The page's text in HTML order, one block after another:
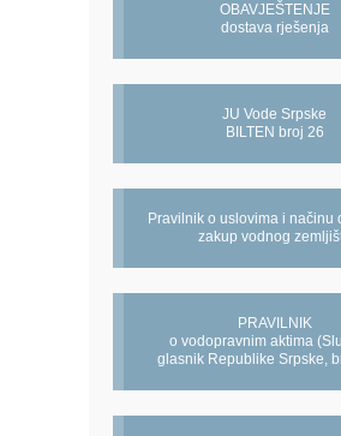
OBAVJEŠTENJE
dostava rješenja
JU Vode Srpske
BILTEN broj 26
Pravilnik o uslovima i načinu
zakup vodnog
PRAVILNIK
o vodopravnim aktima
glasnik Republike Srpske,